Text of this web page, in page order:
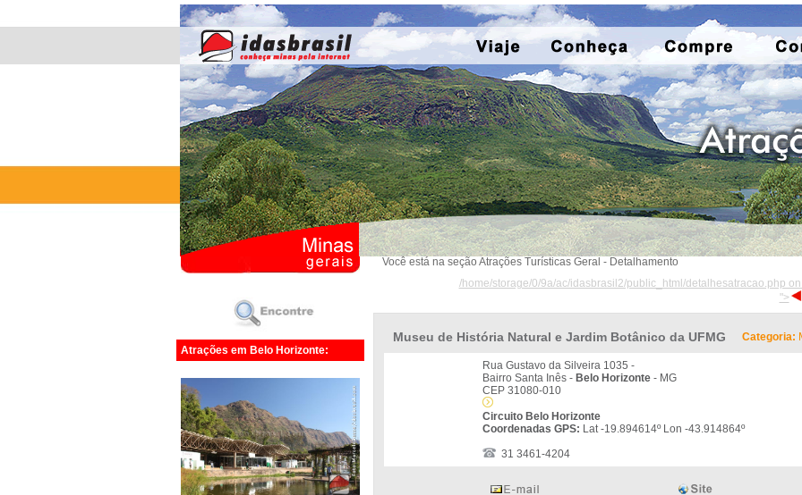
Atrações em Belo Horizonte:
Você está na seção Atrações Turísticas Geral - Detalhamento
/home/storage/0/9a/ac/idasbrasil2/public_html/detalhesatracao.php
">
Museu de História Natural e Jardim Botânico da UFMG Categoria:
Rua Gustavo da Silveira 1035 -
Bairro Santa Inês - Belo Horizonte - MG
CEP 31080-010
Circuito Belo Horizonte
Coordenadas GPS: Lat -19.894614º Lon -43.914864º
31 3461-4204